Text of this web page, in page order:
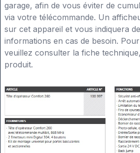
garage, afin de vous éviter de
via votre télécommande. Un
sur cet appareil et vous indiquera
informations en cas de besoin.
veuillez consulter la fiche
produit.